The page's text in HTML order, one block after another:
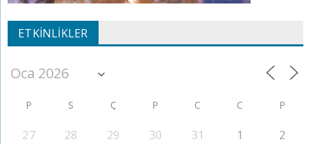
ETKINLIKLER
P S Ç P C C P
27 28 29 30 31 1 2